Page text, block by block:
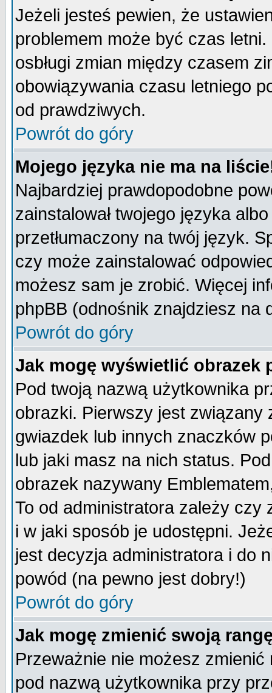
Jeżeli jesteś pewien, że
problemem może być czas
osbługi zmian między czasem
obowiązywania czasu letniego
od prawdziwych.
Powrót do góry
Mojego języka nie ma na
Najbardziej prawdopodobne
zainstalował twojego języka
przetłumaczony na twój język.
czy może zainstalować
możesz sam je zrobić. Więcej
phpBB (odnośnik znajdziesz na
Powrót do góry
Jak mogę wyświetlić obrazek
Pod twoją nazwą użytkownika
obrazki. Pierwszy jest
gwiazdek lub innych znaczków
lub jaki masz na nich status.
obrazek nazywany
To od administratora zależy czy
i w jaki sposób je udostępni.
jest decyzja administratora i do
powód (na pewno jest dobry!)
Powrót do góry
Jak mogę zmienić swoją
Przeważnie nie możesz
pod nazwą użytkownika przy